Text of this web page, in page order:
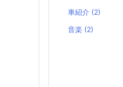
車紹介 (2)
音楽 (2)